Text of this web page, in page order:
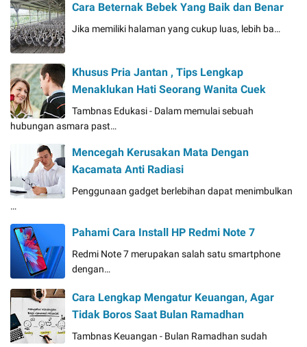
Cara Beternak Bebek Yang Baik dan Benar
Jika memiliki halaman yang cukup luas, lebih ba…
Khusus Pria Jantan , Tips Lengkap
Menaklukan Hati Seorang Wanita Cuek
Tambnas Edukasi - Dalam memulai sebuah
hubungan asmara past…
Mencegah Kerusakan Mata Dengan
Kacamata Anti Radiasi
Penggunaan gadget berlebihan dapat menimbulkan
…
Pahami Cara Install HP Redmi Note 7
Redmi Note 7 merupakan salah satu smartphone
dengan…
Cara Lengkap Mengatur Keuangan, Agar
Tidak Boros Saat Bulan Ramadhan
Tambnas Keuangan - Bulan Ramadhan sudah